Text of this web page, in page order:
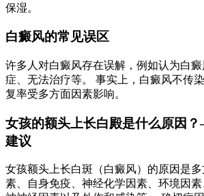
保湿。
白癜风的常见误区
许多人对白癜风存在误解，例如认为白
症、无法治疗等。 事实上，白癜风不传
复率受多方面因素影响。
女孩的额头上长白殿是什么原因
建议
女孩额头上长白斑（白癜风）的原因是
素、自身免疫、神经化学因素、环境因